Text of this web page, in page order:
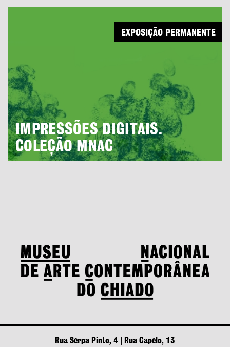
IMPRESSÕES DIGITAIS.
COLEÇÃO MNAC
EXPOSIÇÃO PERMANENTE
Rua Serpa Pinto, 4 | Rua Capelo, 13